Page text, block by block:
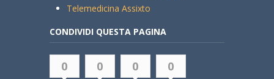
Telemedicina Assixto
CONDIVIDI QUESTA PAGINA
0 0 0 0